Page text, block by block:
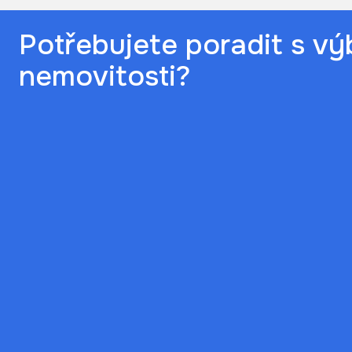
Potřebujete poradit s
nemovitosti?